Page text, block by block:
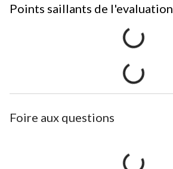
Points saillants de l'evaluation
Foire aux questions